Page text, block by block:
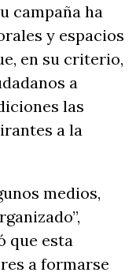
campaña ha
y espacios
en su criterio,
a
las
a la
medios,
que esta
a formarse